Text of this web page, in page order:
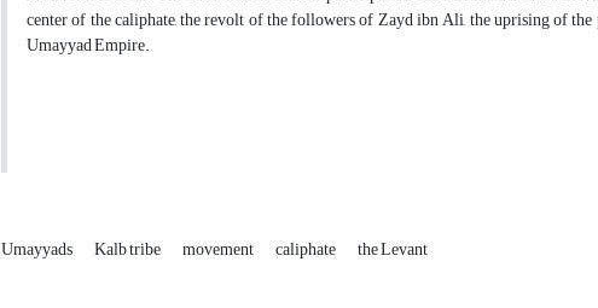
center of the caliphate, the revolt of the followers of Zayd ibn Ali, the uprising of
Umayyad Empire.
Umayyads Kalb tribe movement caliphate the Levant